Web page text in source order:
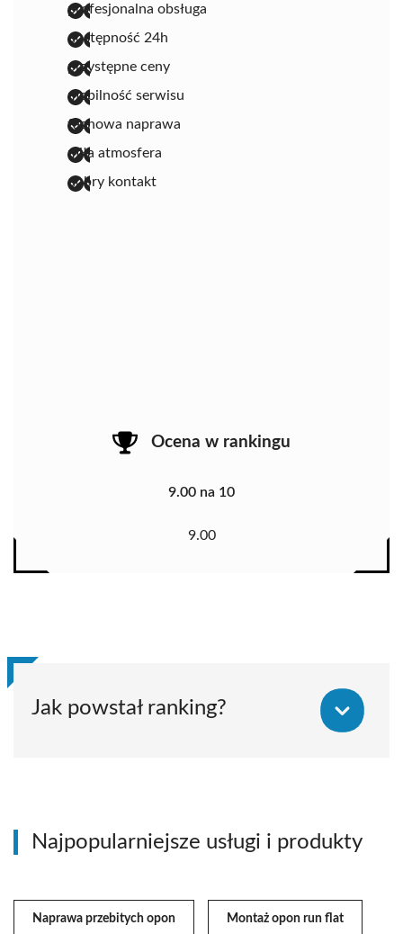
profesjonalna obsługa
dostępność 24h
przystępne ceny
mobilność serwisu
fachowa naprawa
miła atmosfera
dobry kontakt
Ocena w rankingu
9.00 na 10
9.00
Jak powstał ranking?
Najpopularniejsze usługi i produkty
Naprawa przebitych opon Montaż opon run flat